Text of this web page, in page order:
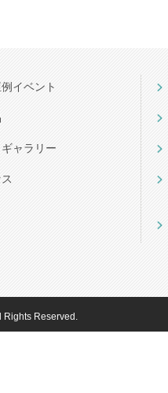
イベント
ャラリー
Reserved.